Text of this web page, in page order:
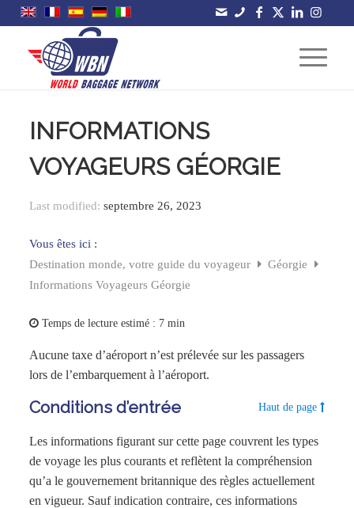
INFORMATIONS
VOYAGEURS GÉORGIE
Last modified:septembre 26, 2023
Vous êtes ici :
Destination monde, votre guide du voyageur
Géorgie
Informations Voyageurs Géorgie
Temps de lecture estimé : 7 min
Aucune taxe d’aéroport n’est prélevée sur les passagers
lors de l’embarquement à l’aéroport.
Conditions d’entrée Haut de page
Les informations figurant sur cette page couvrent les types
de voyage les plus courants et reflètent la compréhension
qu’a le gouvernement britannique des règles actuellement
en vigueur. Sauf indication contraire, ces informations